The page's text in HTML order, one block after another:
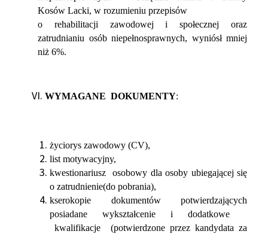
Kosów Lacki, w rozumieniu przepisów
o rehabilitacji zawodowej i społecznej oraz
zatrudnianiu osób niepełnosprawnych, wyniósł mniej
niż 6%.
WYMAGANE DOKUMENTY:
życiorys zawodowy (CV),
list motywacyjny,
kwestionariusz osobowy dla osoby ubiegającej się
o zatrudnienie(do pobrania),
kserokopie dokumentów potwierdzających
posiadane wykształcenie i dodatkowe
kwalifikacje (potwierdzone przez kandydata za